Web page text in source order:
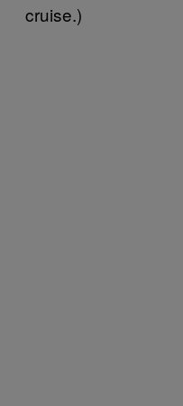
cruise.)